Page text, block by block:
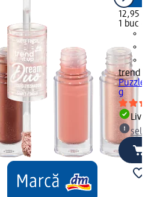
12,95 lei
1 buc
trend !t
Puzzle
g